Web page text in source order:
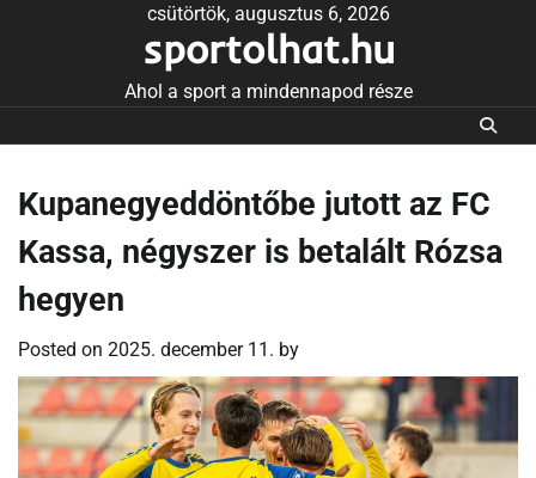
csütörtök, augusztus 6, 2026
sportolhat.hu
Ahol a sport a mindennapod része
Kupanegyeddöntőbe jutott az FC
Kassa, négyszer is betalált Rózsa
hegyen
Posted on 2025. december 11. by